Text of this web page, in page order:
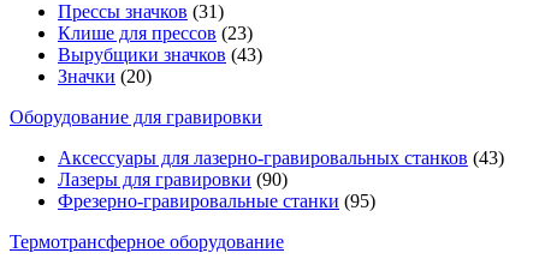
Прессы значков (31)
Клише для прессов (23)
Вырубщики значков (43)
Значки (20)
Оборудование для гравировки
Аксессуары для лазерно-гравировальных станков (43)
Лазеры для гравировки (90)
Фрезерно-гравировальные станки (95)
Термотрансферное оборудование